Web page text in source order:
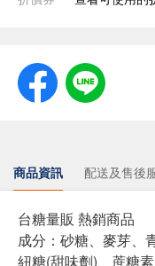
商品資訊 配送及售後
台糖量販 熱銷商品
成分：砂糖、麥芽、
紐糖(甜味劑)、蔗糖